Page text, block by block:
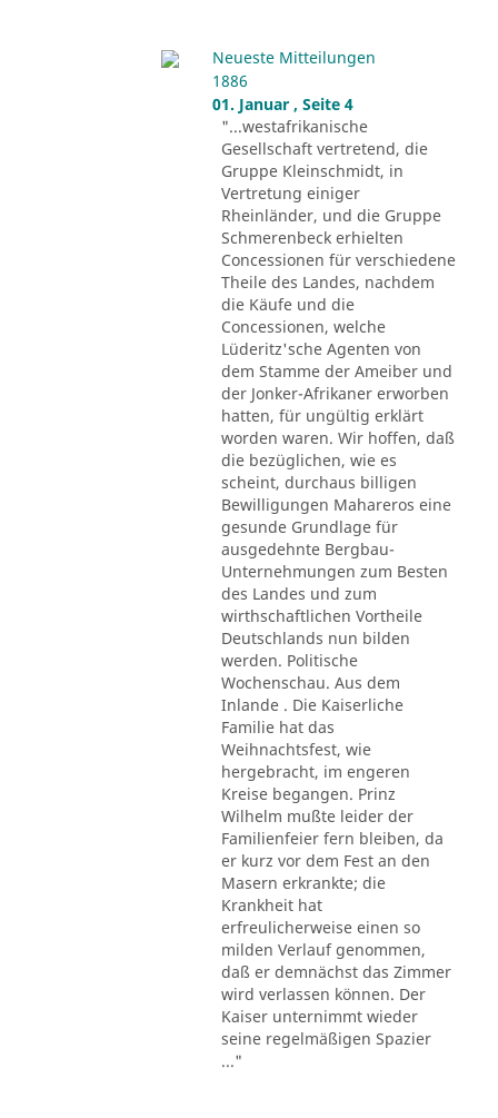
Neueste Mitteilungen
1886
01. Januar , Seite 4
"...westafrikanische
Gesellschaft vertretend, die
Gruppe Kleinschmidt, in
Vertretung einiger
Rheinländer, und die Gruppe
Schmerenbeck erhielten
Concessionen für verschiedene
Theile des Landes, nachdem
die Käufe und die
Concessionen, welche
Lüderitz'sche Agenten von
dem Stamme der Ameiber und
der Jonker-Afrikaner erworben
hatten, für ungültig erklärt
worden waren. Wir hoffen, daß
die bezüglichen, wie es
scheint, durchaus billigen
Bewilligungen Mahareros eine
gesunde Grundlage für
ausgedehnte Bergbau-
Unternehmungen zum Besten
des Landes und zum
wirthschaftlichen Vortheile
Deutschlands nun bilden
werden. Politische
Wochenschau. Aus dem
Inlande . Die Kaiserliche
Familie hat das
Weihnachtsfest, wie
hergebracht, im engeren
Kreise begangen. Prinz
Wilhelm mußte leider der
Familienfeier fern bleiben, da
er kurz vor dem Fest an den
Masern erkrankte; die
Krankheit hat
erfreulicherweise einen so
milden Verlauf genommen,
daß er demnächst das Zimmer
wird verlassen können. Der
Kaiser unternimmt wieder
seine regelmäßigen Spazier
..."